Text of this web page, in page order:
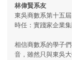
林偉賢系友
東吳商數系第十五
時任：實踐家企業
相信商數系的學子
音，雖然只與東吳